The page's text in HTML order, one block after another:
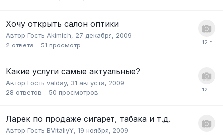
Хочу открыть салон оптики
Автор Гость Akimich, 27 декабря, 2009
2 ответа 51 просмотр
Какие услуги самые актуальные?
Автор Гость valday, 31 августа, 2009
28 ответов 50 просмотров
Ларек по продаже сигарет, табака и т.д.
Автор Гость BVitaliyY, 19 ноября, 2009